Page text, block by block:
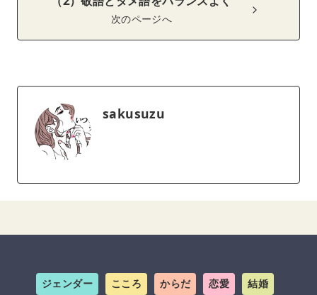
次のページへ
sakusuzu
ジェンダー こころ からだ 恋愛 結婚